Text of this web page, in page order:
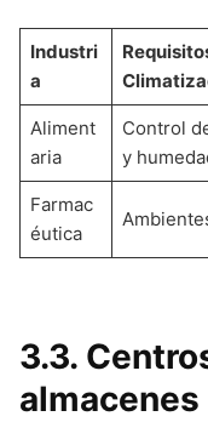
Industri
a
Aliment
aria
Control
y
Farmac
éutica
3.3.
almacenes